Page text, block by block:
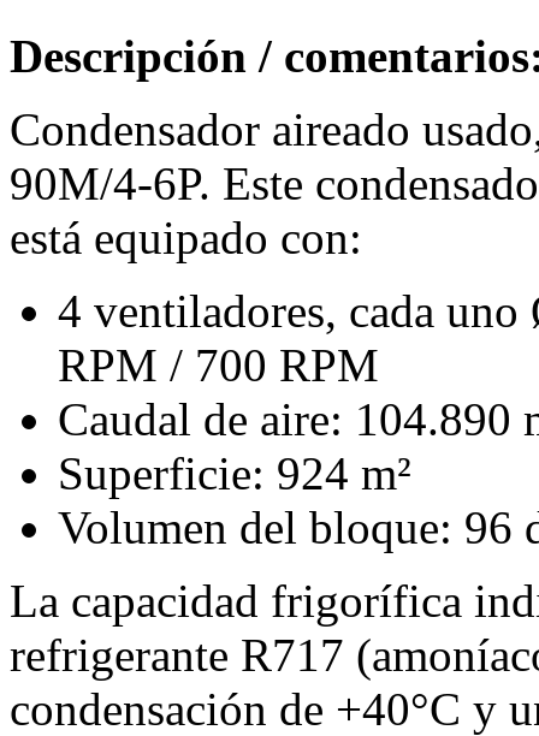
Descripción /
Condensador aireado
90M/4-6P. Este
está equipado con:
4 ventiladores, cada
RPM / 700 RPM
Caudal de aire: 104.890
Superficie: 924 m²
Volumen del bloque: 96
La capacidad frigorífica
refrigerante R717
condensación de +40°C y